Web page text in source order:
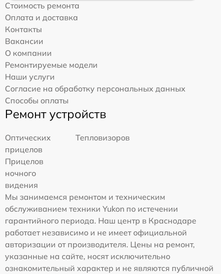
Стоимость ремонта
Оплата и доставка
Контакты
Вакансии
О компании
Ремонтируемые модели
Наши услуги
Согласие на обработку персональных данных
Способы оплаты
Ремонт устройств
Оптических
прицелов
Тепловизоров
Прицелов
ночного
видения
Мы занимаемся ремонтом и техническим
обслуживанием техники Yukon по истечении
гарантийного периода. Наш центр в Краснодаре
работает независимо и не имеет официальной
авторизации от производителя. Цены на ремонт,
указанные на сайте, носят исключительно
ознакомительный характер и не являются публичной